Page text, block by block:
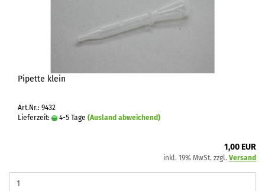
Pipette klein
Art.Nr.: 9432
Lieferzeit:
4-5 Tage (Ausland abweichend)
1,00 EUR
inkl. 19% MwSt. zzgl. Versand